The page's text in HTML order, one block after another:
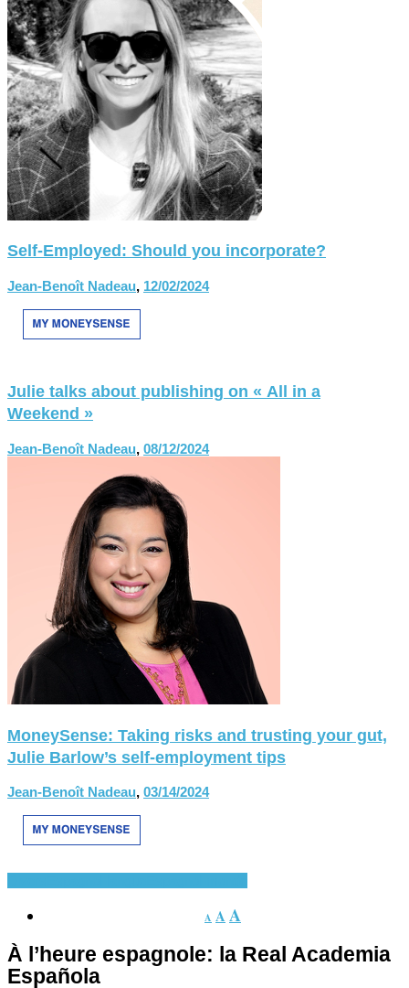
Self-Employed: Should you incorporate?
Jean-Benoît Nadeau, 12/02/2024
Julie talks about publishing on « All in a
Weekend »
Jean-Benoît Nadeau, 08/12/2024
MoneySense: Taking risks and trusting your gut,
Julie Barlow’s self-employment tips
Jean-Benoît Nadeau, 03/14/2024
A AA
À l’heure espagnole: la Real Academia
Española